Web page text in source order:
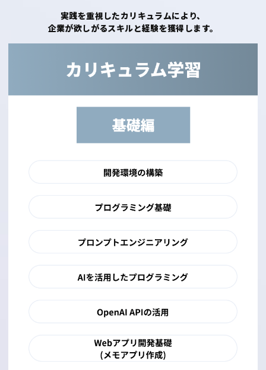
実践を重視したカリキュラムにより、
企業が欲しがるスキルと経験を獲得します。